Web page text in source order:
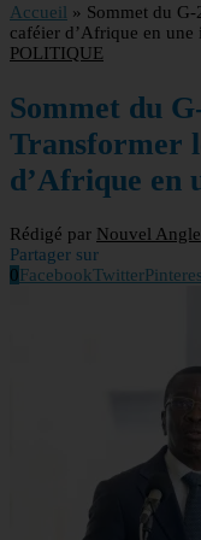
Accueil » Sommet du
caféier d’Afrique en une
POLITIQUE
Sommet du
Transformer
d’Afrique en
Rédigé par Nouvel Angle
Partager sur
0FacebookTwitter